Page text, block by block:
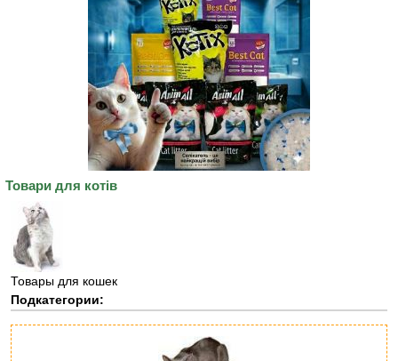
Товари для котів
Товары для кошек
Подкатегории: